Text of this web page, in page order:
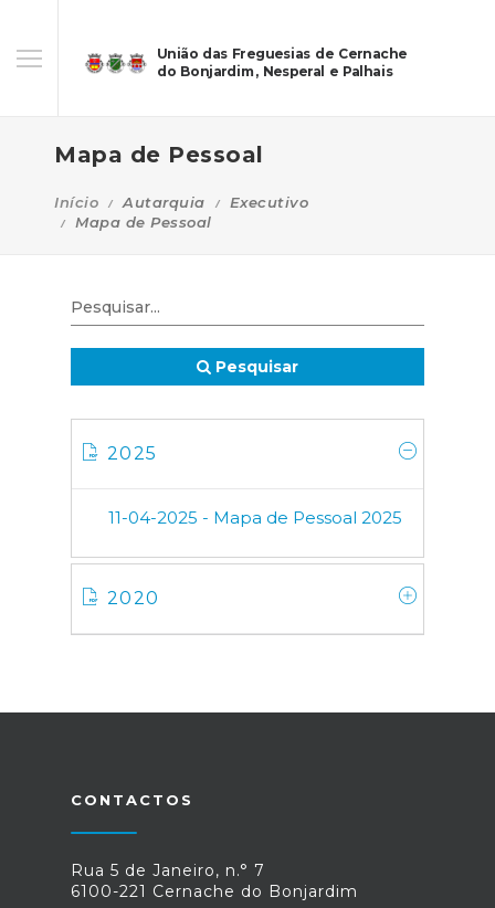
União das Freguesias de Cernache
do Bonjardim, Nesperal e Palhais
Mapa de Pessoal
Início Autarquia
Executivo
Mapa de Pessoal
Pesquisar
2025
11-04-2025 - Mapa de Pessoal 2025
2020
CONTACTOS
Rua 5 de Janeiro, n.° 7
6100-221 Cernache do Bonjardim